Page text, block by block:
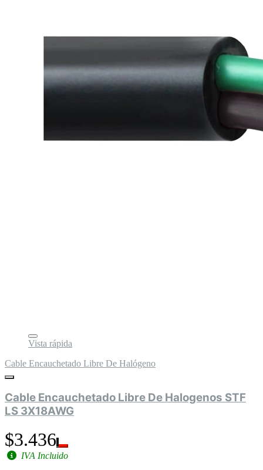
Vista rápida
Cable Encauchetado Libre De Halógeno
Cable Encauchetado Libre De Halogenos STF
LS 3X18AWG
$3.436
IVA Incluido